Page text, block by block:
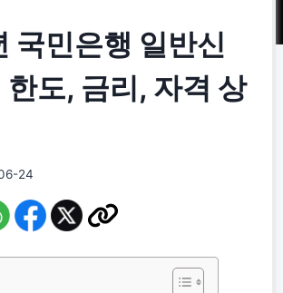
국민은행 일반신
도, 금리, 자격 상
24